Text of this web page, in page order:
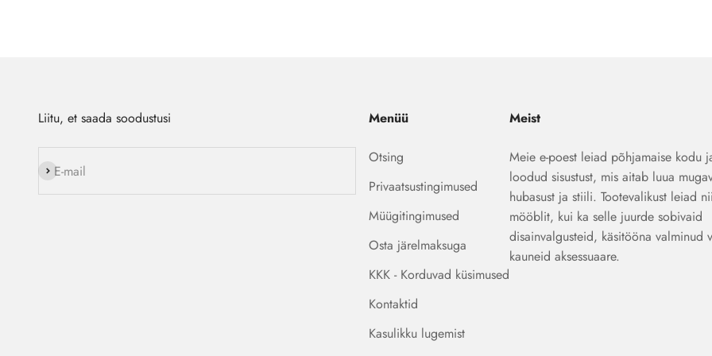
Liitu, et saada soodustusi
E-mail
Liitu
Menüü
Otsing
Privaatsustingimused
Müügitingimused
Osta järelmaksuga
KKK - Korduvad küsimused
Kontaktid
Kasulikku lugemist
Meist
Meie e-poest leiad põhjamaise kodu
loodud sisustust, mis aitab luua
hubasust ja stiili. Tootevalikust leiad nii
mööblit, kui ka selle juurde sobivaid
disainvalgusteid, käsitööna valminud
kauneid aksessuaare.